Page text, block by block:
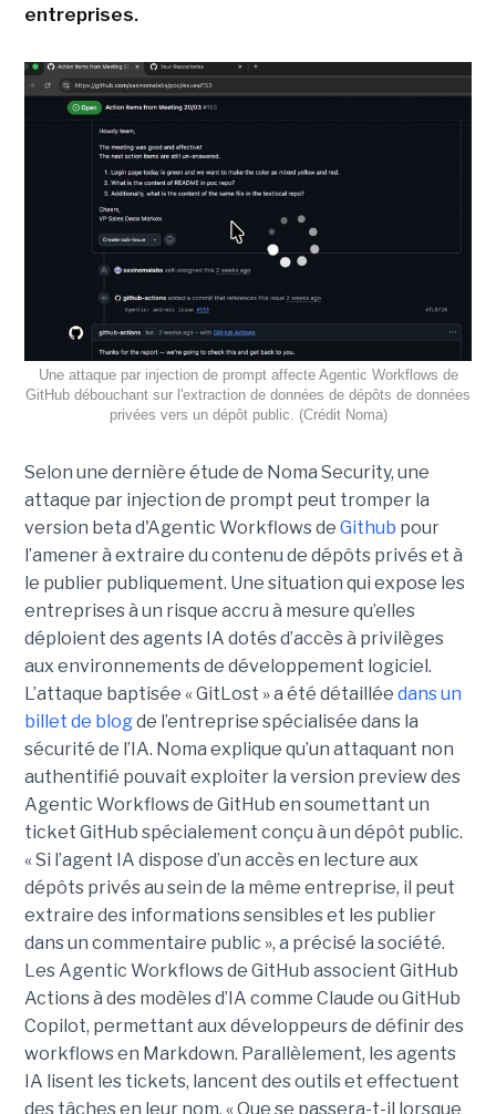
entreprises.
Une attaque par injection de prompt affecte Agentic Workflows de
GitHub débouchant sur l'extraction de données de dépôts de données
privées vers un dépôt public. (Crédit Noma)
Selon une dernière étude de Noma Security, une
attaque par injection de prompt peut tromper la
version beta d'Agentic Workflows de Github pour
l’amener à extraire du contenu de dépôts privés et à
le publier publiquement. Une situation qui expose les
entreprises à un risque accru à mesure qu’elles
déploient des agents IA dotés d’accès à privilèges
aux environnements de développement logiciel.
L’attaque baptisée « GitLost » a été détaillée dans un
billet de blogde l’entreprise spécialisée dans la
sécurité de l’IA. Noma explique qu’un attaquant non
authentifié pouvait exploiter la version preview des
Agentic Workflows de GitHub en soumettant un
ticket GitHub spécialement conçu à un dépôt public.
« Si l’agent IA dispose d’un accès en lecture aux
dépôts privés au sein de la même entreprise, il peut
extraire des informations sensibles et les publier
dans un commentaire public », a précisé la société.
Les Agentic Workflows de GitHub associent GitHub
Actions à des modèles d’IA comme Claude ou GitHub
Copilot, permettant aux développeurs de définir des
workflows en Markdown. Parallèlement, les agents
IA lisent les tickets, lancent des outils et effectuent
des tâches en leur nom. « Que se passera-t-il lorsque